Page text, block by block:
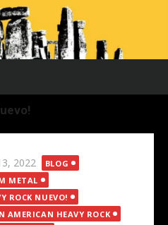
2022
BLOG
METAL
ROCK NUEVO!
AMERICAN HEAVY ROCK